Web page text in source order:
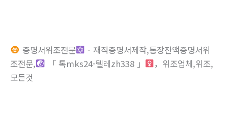
증명서위조전문
- 재직증명서제작,통장잔액증명서위
조전문,
「 톡mks24-텔레zh338 」
，위조업체,위조,
모든것